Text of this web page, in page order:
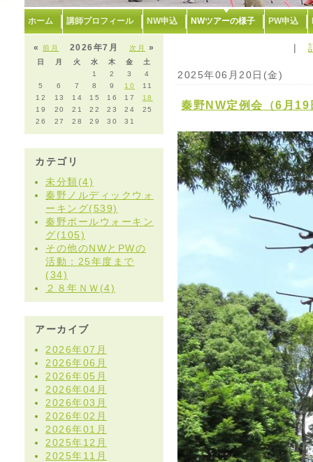
ホーム 講師プロフィール NW申込 NWツアーの様子 PW申込
«前月 次月 »
2026年7月
日 月 火 水 木 金
土
1
2 3
4
5
6 7 8 9 10
11
12
13 14 15 16 17
18
19
20 21 22 23 24
25
26
27 28 29 30 31
カテゴリ
未分類(4)
秦野ノルディックウォ
ーキング(539)
秦野ポールウォーキン
グ(105)
その他のNWとPWの
活動：25年度まで
(34)
２８年ＮＷ(4)
アーカイブ
2026年07月
2026年06月
2026年05月
2026年04月
2026年03月
2026年02月
2026年01月
2025年12月
2025年11月
|
2025年06月20日(金)
秦野NW定例会（6月19